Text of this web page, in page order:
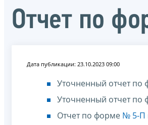
Отчет по
Дата публикации: 23.10.2023 09:00
Уточненный отчет по
Уточненный отчет по
Отчет по форме № 5-П